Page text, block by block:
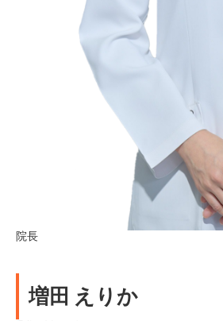
院長
増田 えりか